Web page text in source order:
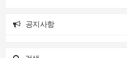
공지사항